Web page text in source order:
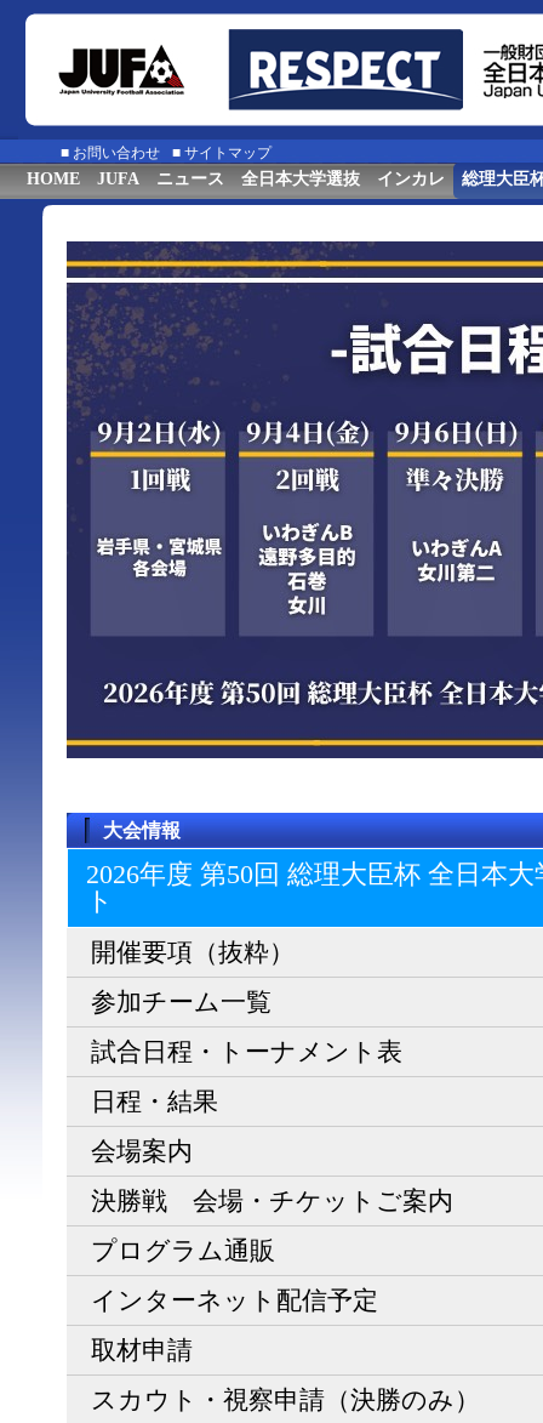
■ お問い合わせ ■ サイトマップ
HOME JUFA ニュース 全日本大学選抜 インカレ 総理大臣
大会情報
2026年度 第50回 総理大臣杯 全日本
ト
開催要項（抜粋）
参加チーム一覧
試合日程・トーナメント表
日程・結果
会場案内
決勝戦 会場・チケットご案内
プログラム通販
インターネット配信予定
取材申請
スカウト・視察申請（決勝のみ）